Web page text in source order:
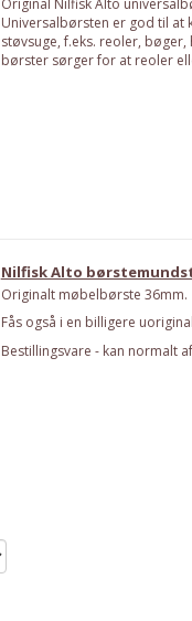
Universalbørsten er god til
støvsuge, f.eks. reoler,
børster sørger for at reoler
Nilfisk Alto
Originalt møbelbørste 36mm.
Fås også i en billigere
Bestillingsvare - kan normalt